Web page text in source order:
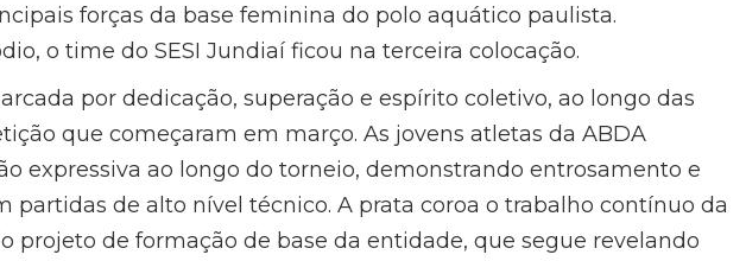
forças da base feminina do polo aquático paulista.
o time do SESI Jundiaí ficou na terceira colocação.
por dedicação, superação e espírito coletivo, ao longo das
que começaram em março. As jovens atletas da ABDA
expressiva ao longo do torneio, demonstrando entrosamento e
partidas de alto nível técnico. A prata coroa o trabalho contínuo da
projeto de formação de base da entidade, que segue revelando